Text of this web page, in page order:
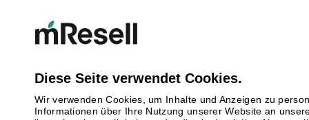
info@mresell.de
Watch
Diese Seite verwendet Cookies.
Wir verwenden Cookies, um Inhalte und Anzeigen zu
Informationen über Ihre Nutzung unserer Website an